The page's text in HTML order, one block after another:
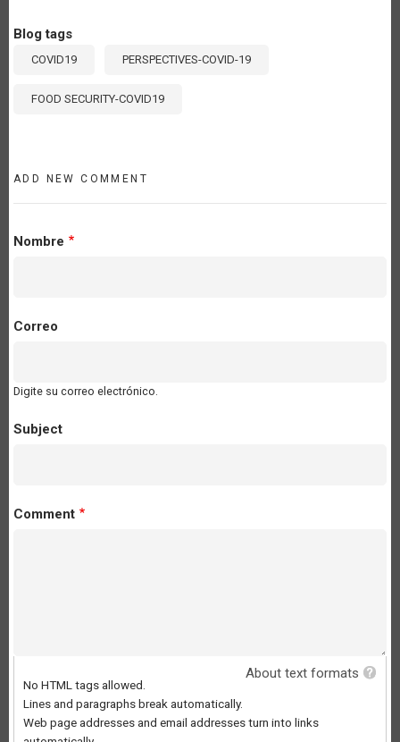
Blog tags
COVID19 PERSPECTIVES-COVID-19
FOOD SECURITY-COVID19
ADD NEW COMMENT
Nombre
Correo
Digite su correo electrónico.
Subject
Comment
About text formats
No HTML tags allowed.
Lines and paragraphs break automatically.
Web page addresses and email addresses turn into links